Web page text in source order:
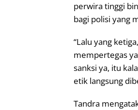
perwira tinggi
bagi polisi yang
“Lalu yang
mempertegas
sanksi ya, itu
etik langsung
Tandra